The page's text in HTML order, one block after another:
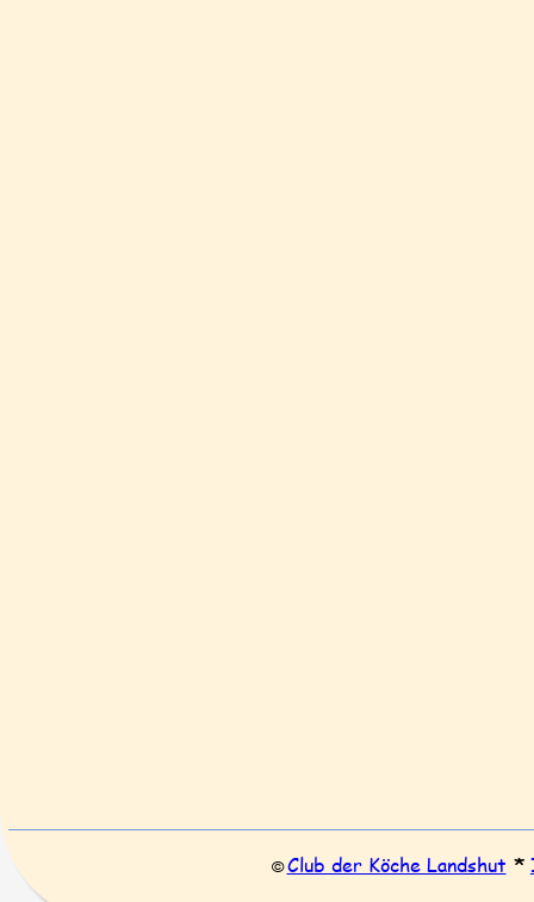
© Club der Köche Landshut *